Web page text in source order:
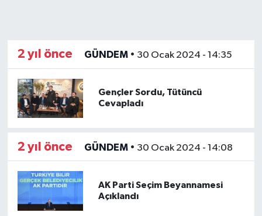
2 yıl önce GÜNDEM• 30 Ocak 2024 - 14:35
Gençler Sordu, Tütüncü
Cevapladı
2 yıl önce GÜNDEM• 30 Ocak 2024 - 14:08
AK Parti Seçim Beyannamesi
Açıklandı